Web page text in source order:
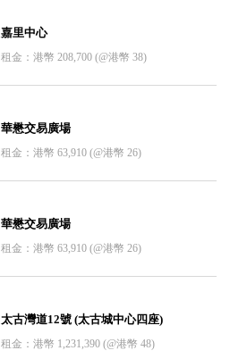
嘉里中心
租金：港幣 208,700 (@港幣 38)
華懋交易廣場
租金：港幣 63,910 (@港幣 26)
華懋交易廣場
租金：港幣 63,910 (@港幣 26)
太古灣道12號 (太古城中心四座)
租金：港幣 1,231,390 (@港幣 48)